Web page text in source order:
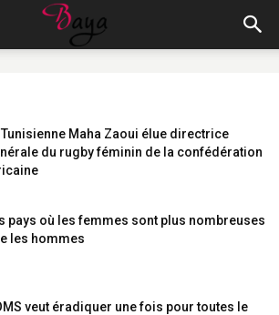
Tunisienne Maha Zaoui élue directrice
du rugby féminin de la confédération
pays où les femmes sont plus nombreuses
les hommes
veut éradiquer une fois pour toutes le